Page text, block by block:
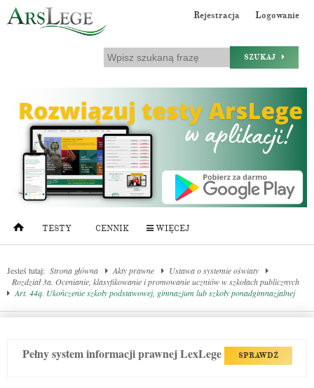
Rejestracja Logowanie
SZUKAJ
TESTY CENNIK WIĘCEJ
Jesteś tutaj: Strona główna Akty prawne
Ustawa o systemie oświaty
Rozdział 3a. Ocenianie, klasyfikowanie i promowanie uczniów w szkołach publicznych
Art. 44q. Ukończenie szkoły podstawowej, gimnazjum lub szkoły ponadgimnazjalnej
Pełny system informacji prawnej LexLege SPRAWDŹ